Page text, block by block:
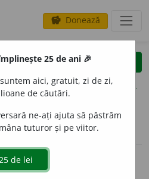
savings Donează
clear
opțiuni
25 de ani 🎉
aici, gratuit, zi de zi,
de căutări.
ne-ați ajuta să păstrăm
tuturor și pe viitor.